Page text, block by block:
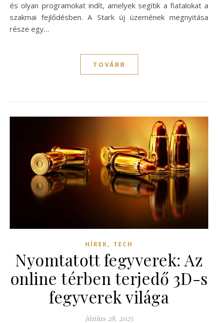
és olyan programokat indít, amelyek segítik a fiatalokat a
szakmai fejlődésben. A Stark új üzemének megnyitása
része egy…
TOVÁBB
HÍREK, TECH
Nyomtatott fegyverek: Az
online térben terjedő 3D-s
fegyverek világa
június 28, 2025